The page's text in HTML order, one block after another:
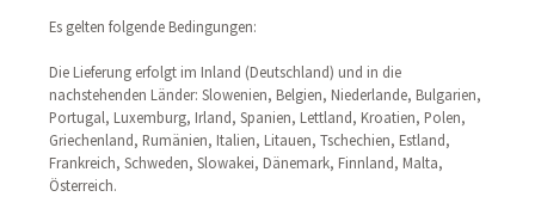
Es gelten folgende Bedingungen:
Die Lieferung erfolgt im Inland (Deutschland) und in die
nachstehenden Länder: Slowenien, Belgien, Niederlande, Bulgarien,
Portugal, Luxemburg, Irland, Spanien, Lettland, Kroatien, Polen,
Griechenland, Rumänien, Italien, Litauen, Tschechien, Estland,
Frankreich, Schweden, Slowakei, Dänemark, Finnland, Malta,
Österreich.